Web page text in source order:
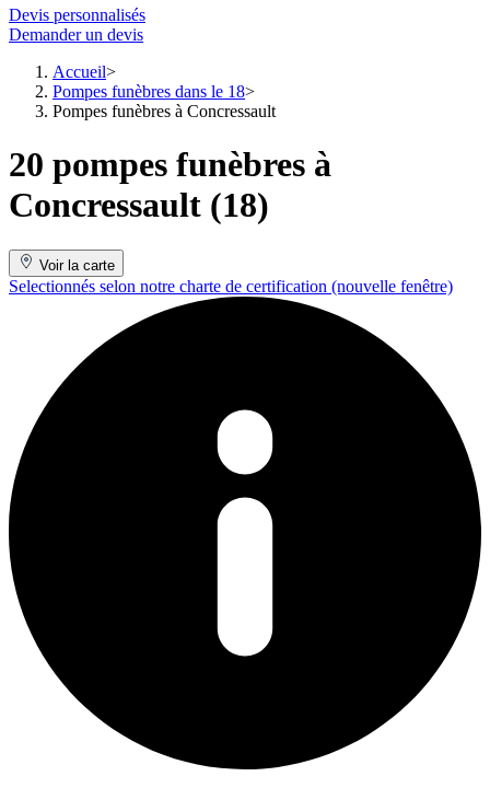
Devis personnalisés
Demander un devis
Accueil
Pompes funèbres dans le 18
Pompes funèbres à Concressault
20 pompes funèbres à
Concressault (18)
Voir la carte
Selectionnés selon notre charte de certification (nouvelle fenêtre)